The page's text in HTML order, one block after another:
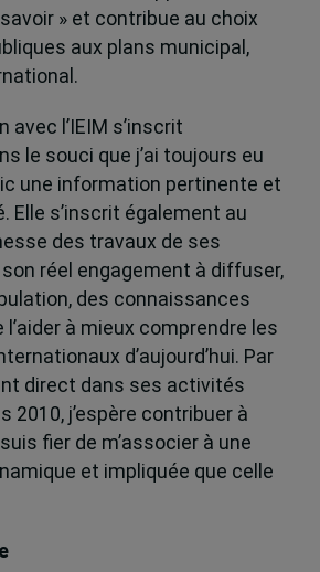
» et contribue au choix
aux plans municipal,
avec l’IEIM s’inscrit
le souci que j’ai toujours eu
une information pertinente et
Elle s’inscrit également au
des travaux de ses
réel engagement à diffuser,
des connaissances
à mieux comprendre les
d’aujourd’hui. Par
direct dans ses activités
2010, j’espère contribuer à
fier de m’associer à une
et impliquée que celle